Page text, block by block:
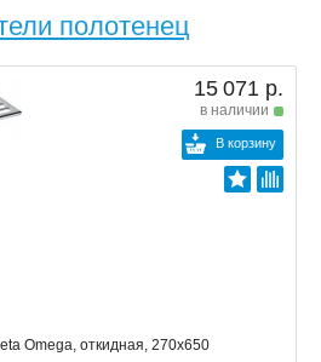
полотенец
15 071 р.
в наличии
В корзину
Omega, откидная, 270x650